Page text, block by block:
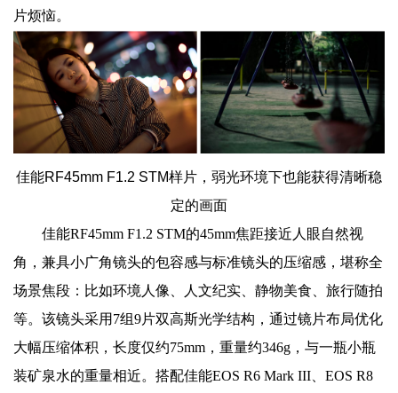
片烦恼。
佳能RF45mm F1.2 STM样片，弱光环境下也能获得清晰稳
定的画面
佳能RF45mm F1.2 STM的45mm焦距接近人眼自然视
角，兼具小广角镜头的包容感与标准镜头的压缩感，堪称全
场景焦段：比如环境人像、人文纪实、静物美食、旅行随拍
等。该镜头采用7组9片双高斯光学结构，通过镜片布局优化
大幅压缩体积，长度仅约75mm，重量约346g，与一瓶小瓶
装矿泉水的重量相近。搭配佳能EOS R6 Mark III、EOS R8